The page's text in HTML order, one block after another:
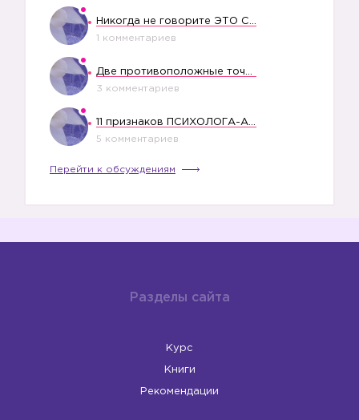
1 комментариев
3 комментариев
5 комментариев
Перейти к обсуждениям
Разделы сайта
Курс
Книги
Рекомендации